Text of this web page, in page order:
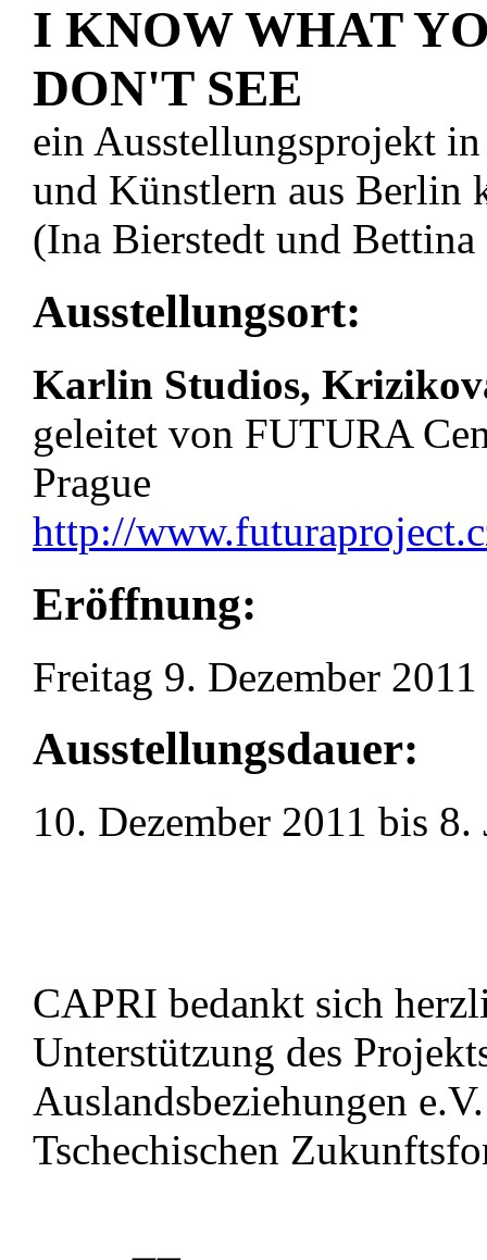
I KNOW WHAT
DON'T SEE
ein Ausstellungsprojekt
und Künstlern aus
(Ina Bierstedt und
Ausstellungsort:
Karlin Studios,
geleitet von FUTURA
Prague
http://
Eröffnung:
Freitag 9. Dezember 2011
Ausstellungsdauer:
10. Dezember 2011 bis 8.
CAPRI bedankt sich
Unterstützung des
Auslandsbeziehungen
Tschechischen